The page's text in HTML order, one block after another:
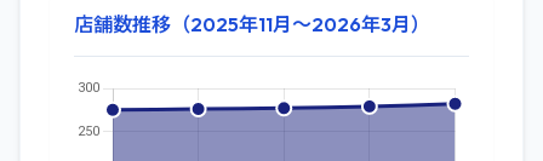
店舗数推移（2025年11月～2026年3月）